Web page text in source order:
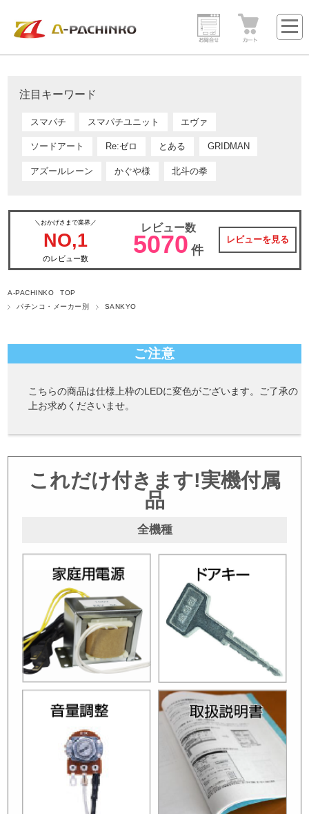
注目キーワード
スマパチ スマパチユニット エヴァ
ソードアート Re:ゼロ とある GRIDMAN
アズールレーン かぐや様 北斗の拳
＼おかげさまで業界／
NO,1
のレビュー数
レビュー数
5070 件
レビューを見る
A-PACHINKO TOP
パチンコ・メーカー別
SANKYO
ご注意
こちらの商品は仕様上枠のLEDに変色がございます。ご了承の
上お求めくださいませ。
これだけ付きます!実機付属
品
全機種